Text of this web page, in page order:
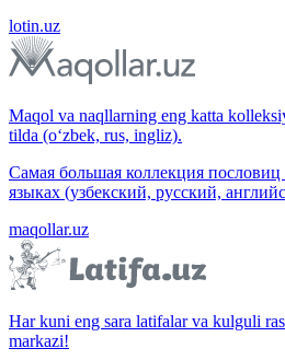
lotin.uz
Maqol va naqllarning eng katta
tilda (o‘zbek, rus, ingliz).
Самая большая коллекция пословиц
языках (узбекский, русский,
maqollar.uz
Har kuni eng sara latifalar va kulguli
markazi!